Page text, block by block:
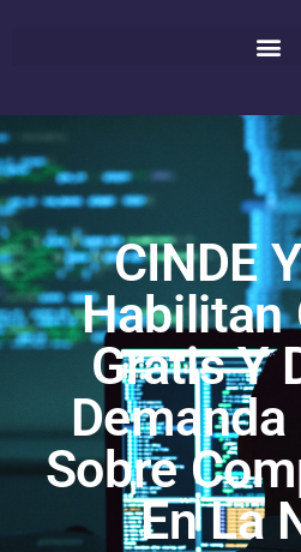
CINDE
Habilitan
Gratis Y
Sobre
En La